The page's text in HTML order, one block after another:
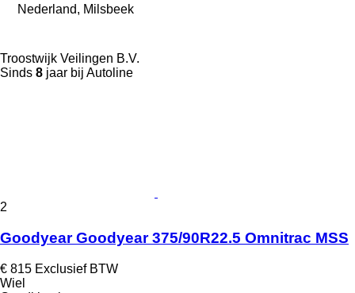
Nederland, Milsbeek
Troostwijk Veilingen B.V.
Sinds 8 jaar bij Autoline
2
Goodyear Goodyear 375/90R22.5 Omnitrac MSS
€ 815 Exclusief BTW
Wiel